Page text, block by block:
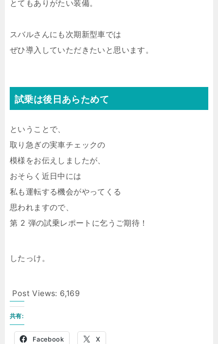
とてもありがたい装備。
スバルさんにも次期新型車では
ぜひ導入していただきたいと思います。
試乗は後日あらためて
ということで、
取り急ぎの実車チェックの
模様をお伝えしましたが、
おそらく近日中には
私も運転する機会がやってくる
思われますので、
第 2 弾の試乗レポートに乞うご期待！
したっけ。
Post Views: 6,169
共有:
Facebook X